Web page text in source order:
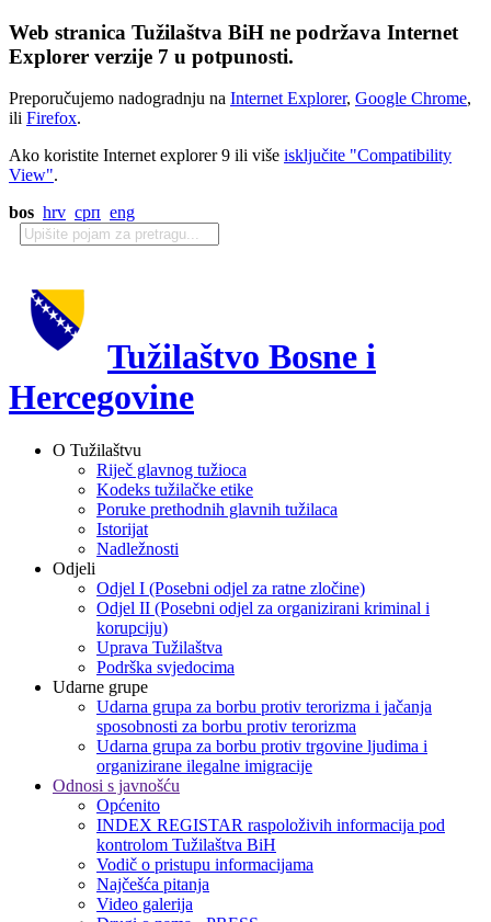
Web stranica Tužilaštva BiH ne podržava Internet
Explorer verzije 7 u potpunosti.
Preporučujemo nadogradnju na Internet Explorer, Google Chrome,
ili Firefox.
Ako koristite Internet explorer 9 ili više isključite "Compatibility
View".
bos hrv срп eng
Tužilaštvo Bosne i
Hercegovine
O Tužilaštvu
Riječ glavnog tužioca
Kodeks tužilačke etike
Poruke prethodnih glavnih tužilaca
Istorijat
Nadležnosti
Odjeli
Odjel I (Posebni odjel za ratne zločine)
Odjel II (Posebni odjel za organizirani kriminal i
korupciju)
Uprava Tužilaštva
Podrška svjedocima
Udarne grupe
Udarna grupa za borbu protiv terorizma i jačanja
sposobnosti za borbu protiv terorizma
Udarna grupa za borbu protiv trgovine ljudima i
organizirane ilegalne imigracije
Odnosi s javnošću
Općenito
INDEX REGISTAR raspoloživih informacija pod
kontrolom Tužilaštva BiH
Vodič o pristupu informacijama
Najčešća pitanja
Video galerija